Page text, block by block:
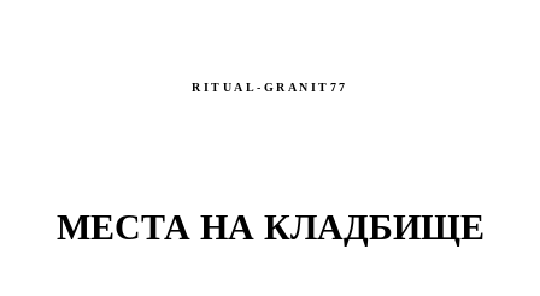
RITUAL-GRANIT77
МЕСТА НА КЛАДБИЩЕ